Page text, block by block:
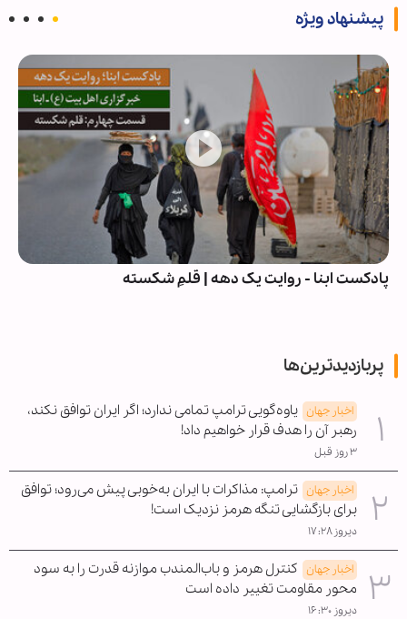
پیشنهاد ویژه
پادکست ابنا - روایت یک دهه | قلمِ شکسته
پربازدیدترین‌ها
اخبار جهان یاوه‌گویی ترامپ تمامی ندارد؛ اگر ایران توافق نکند،
رهبر آن را هدف قرار خواهیم داد!
۳ روز قبل
اخبار جهان ترامپ: مذاکرات با ایران به‌خوبی پیش می‌رود؛ توافق
برای بازگشایی تنگه هرمز نزدیک است!
دیروز ۱۷:۲۸
اخبار جهان کنترل هرمز و باب‌المندب موازنه قدرت را به سود
محور مقاومت تغییر داده است
دیروز ۱۶:۳۰